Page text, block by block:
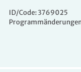
DieVIVA TWO
lädt mit 95
ID/Code: 3769025